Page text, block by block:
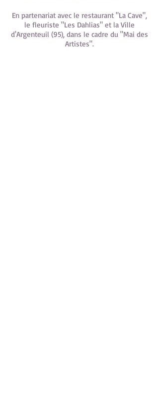
En partenariat avec le restaurant "La Cave",
le fleuriste "Les Dahlias" et la Ville
d'Argenteuil (95), dans le cadre du "Mai des
Artistes".